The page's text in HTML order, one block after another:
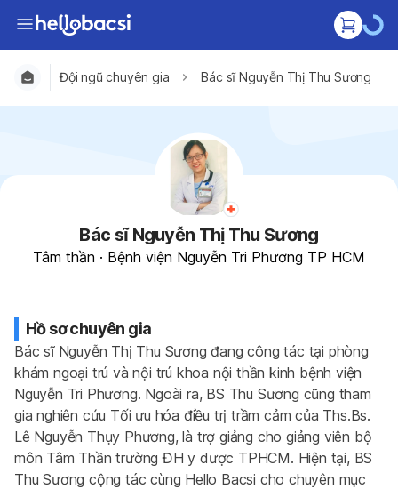
Đội ngũ chuyên gia Bác sĩ Nguyễn Thị Thu Sương
Bác sĩ Nguyễn Thị Thu Sương
Tâm thần · Bệnh viện Nguyễn Tri Phương TP HCM
Hồ sơ chuyên gia
Bác sĩ Nguyễn Thị Thu Sương đang công tác tại phòng
khám ngoại trú và nội trú khoa nội thần kinh bệnh viện
Nguyễn Tri Phương. Ngoài ra, BS Thu Sương cũng tham
gia nghiên cứu Tối ưu hóa điều trị trầm cảm của Ths.Bs.
Lê Nguyễn Thụy Phương, là trợ giảng cho giảng viên bộ
môn Tâm Thần trường ĐH y dược TPHCM. Hiện tại, BS
Thu Sương cộng tác cùng Hello Bacsi cho chuyên mục